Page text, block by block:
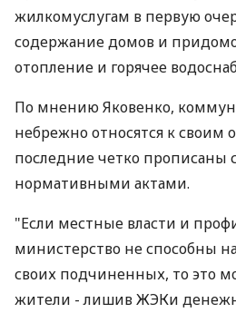
жилкомуслугам в первую
содержание домов и
отопление и горячее
По мнению Яковенко,
небрежно относятся к своим
последние четко прописаны
нормативными актами.
"Если местные власти и
министерство не способны
своих подчиненных, то это
жители - лишив ЖЭКи